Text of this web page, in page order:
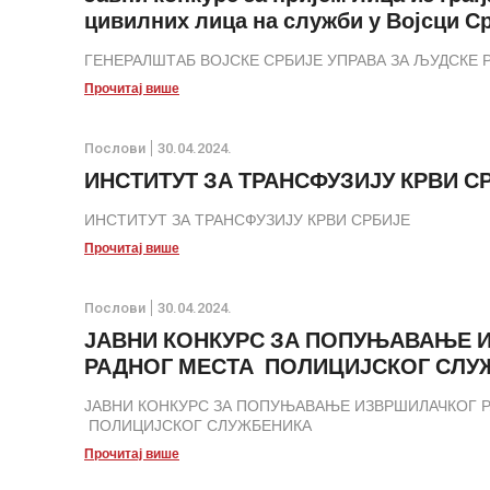
точкаше – возач, ВКВ – 1 извршилац; 9) електричар за
1 извршилац; 10) медицински техничар-возач, ССС – 1
фарбар, КВ – 2 извршиоца; 12) вртлар, ССС – 1
НСС – 2 извршиоц
цивилних лица на служби у Војсци
ГЕНЕРАЛШТАБ ВОЈСКЕ СРБИЈЕ УПРАВА ЗА ЉУДСКЕ
Прочитај више
Послови 30.04.2024.
ИНСТИТУТ ЗА ТРАНСФУЗИЈУ КРВИ
ИНСТИТУТ ЗА ТРАНСФУЗИЈУ КРВИ СРБИЈЕ
Прочитај више
Послови 30.04.2024.
ЈАВНИ КОНКУРС ЗА ПОПУЊАВАЊЕ
РАДНОГ МЕСТА ПОЛИЦИЈСКОГ
ЈАВНИ КОНКУРС ЗА ПОПУЊАВАЊЕ ИЗВРШИЛАЧКОГ
ПОЛИЦИЈСКОГ СЛУЖБЕНИКА
Прочитај више